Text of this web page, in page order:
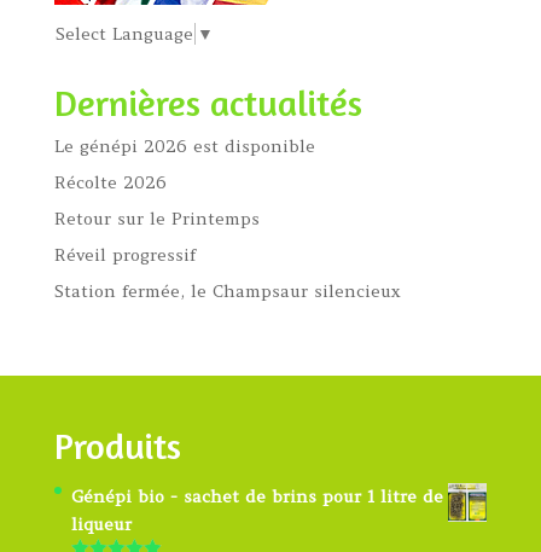
Select Language ▼
Dernières actualités
Le génépi 2026 est disponible
Récolte 2026
Retour sur le Printemps
Réveil progressif
Station fermée, le Champsaur silencieux
Produits
Génépi bio - sachet de brins pour 1 litre de
liqueur